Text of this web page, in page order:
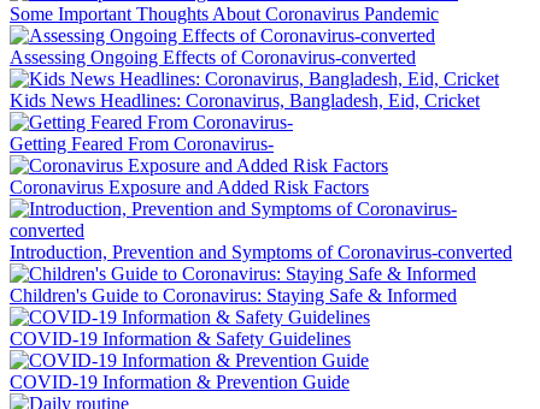
Some Important Thoughts About Coronavirus Pandemic
Assessing Ongoing Effects of Coronavirus-converted
Kids News Headlines: Coronavirus, Bangladesh, Eid, Cricket
Getting Feared From Coronavirus-
Coronavirus Exposure and Added Risk Factors
Introduction, Prevention and Symptoms of Coronavirus-converted
Children's Guide to Coronavirus: Staying Safe & Informed
COVID-19 Information & Safety Guidelines
COVID-19 Information & Prevention Guide